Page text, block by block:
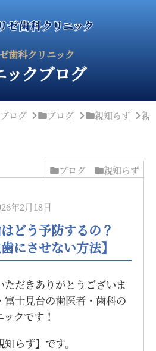
歯科クリニック
ックブログ
ログ ブログ 親知らず 親
ブログ 親知らず
年2月18日
どう予防するの？
にさせない方法】
ただきありがとうございま
富士見台の歯医者・歯科の
クです！
らず】です。